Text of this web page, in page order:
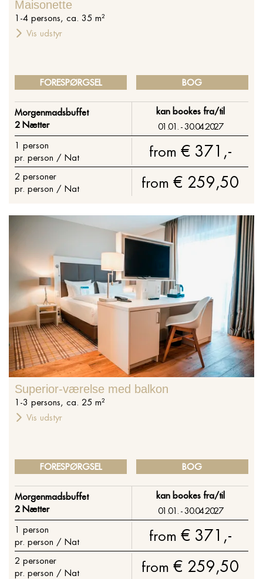
Maisonette
1 -4 persons, ca. 35 m²
Vis udstyr
FORESPØRGSEL BOG
Morgenmadsbuffet
2 Nætter
kan bookes fra/til
01.01. - 30.04.2027
1 person
pr. person / Nat
from € 371,-
2 personer
pr. person / Nat
from € 259,50
Superior-værelse med balkon
1 -3 persons, ca. 25 m²
Vis udstyr
FORESPØRGSEL BOG
Morgenmadsbuffet
2 Nætter
kan bookes fra/til
01.01. - 30.04.2027
1 person
pr. person / Nat
from € 371,-
2 personer
pr. person / Nat
from € 259,50